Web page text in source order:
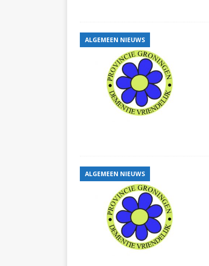
ALGEMEEN NIEUWS
ALGEMEEN NIEUWS